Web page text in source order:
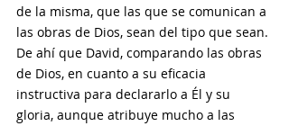
de la misma, que las que se comunican a
las obras de Dios, sean del tipo que sean.
De ahí que David, comparando las obras
de Dios, en cuanto a su eficacia
instructiva para declararlo a Él y su
gloria, aunque atribuye mucho a las